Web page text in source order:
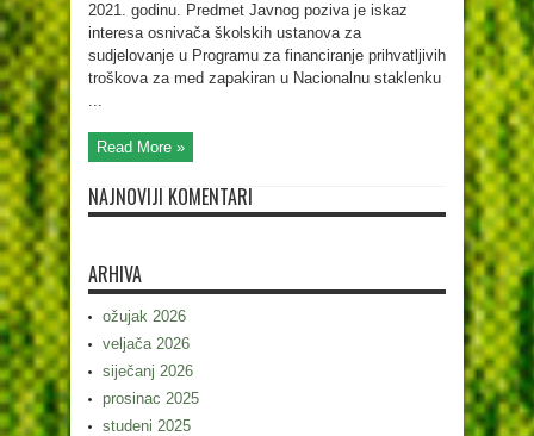
2021. godinu. Predmet Javnog poziva je iskaz
interesa osnivača školskih ustanova za
sudjelovanje u Programu za financiranje prihvatljivih
troškova za med zapakiran u Nacionalnu staklenku
...
Read More »
NAJNOVIJI KOMENTARI
ARHIVA
ožujak 2026
veljača 2026
siječanj 2026
prosinac 2025
studeni 2025